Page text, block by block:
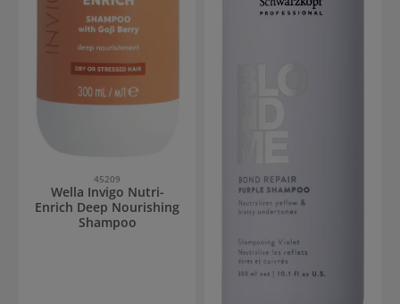
45209
Wella Invigo Nutri-
Enrich Deep Nourishing
Shampoo